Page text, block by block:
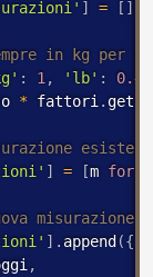
] = [ ]
: 1 , 'lb' :
* fattori .get
] = [m for
# Aggiungi nuova misurazione
] . append ({
,